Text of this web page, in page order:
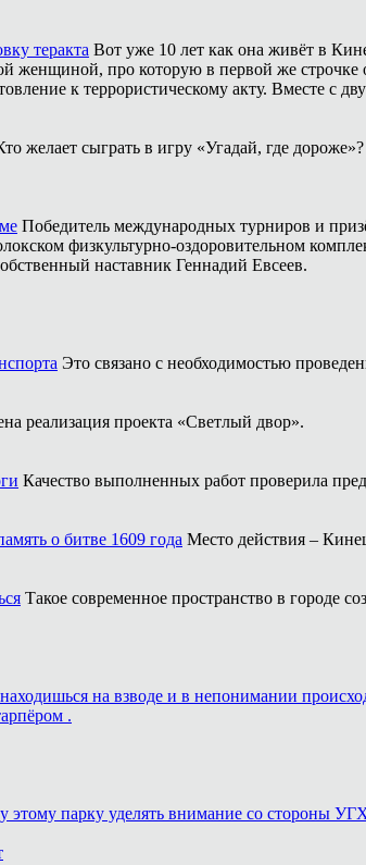
теракта Вот уже 10 лет как она живёт в
про которую в первой же строчке
к террористическому акту. Вместе с
желает сыграть в игру «Угадай, где
Победитель международных турниров и
физкультурно-оздоровительном
наставник Геннадий Евсеев.
Это связано с необходимостью
реализация проекта «Светлый двор».
Качество выполненных работ проверила
о битве 1609 года Место действия –
Такое современное пространство в городе
на взводе и в непонимании
.
парку уделять внимание со стороны